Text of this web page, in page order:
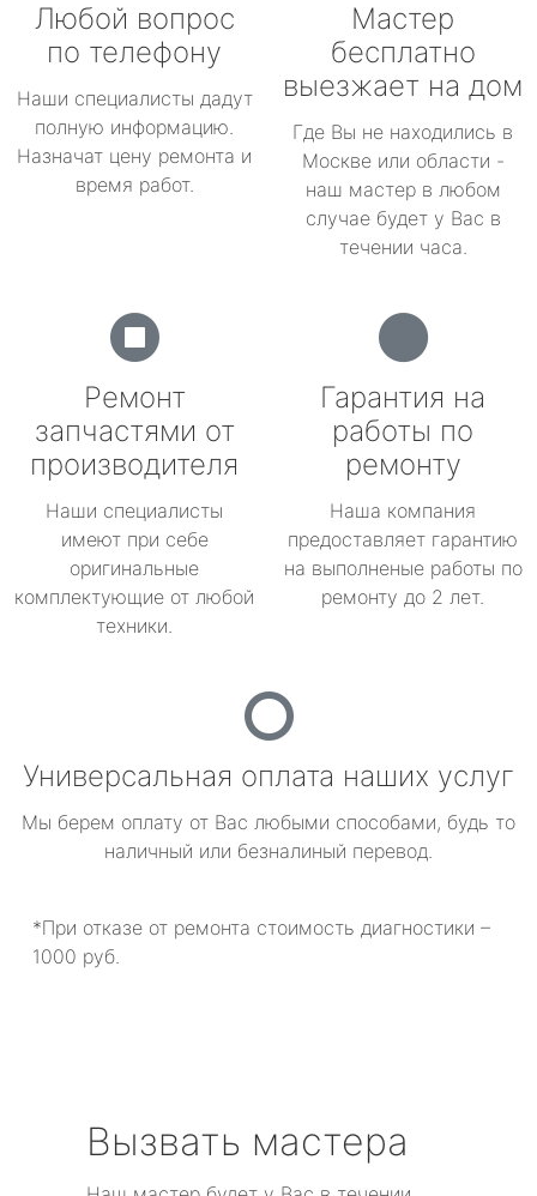
Любой вопрос
по телефону
Наши специалисты дадут
полную информацию.
Назначат цену ремонта и
время работ.
Мастер
бесплатно
выезжает на дом
Где Вы не находились в
Москве или области -
наш мастер в любом
случае будет у Вас в
течении часа.
Ремонт
запчастями от
производителя
Наши специалисты
имеют при себе
оригинальные
комплектующие от любой
техники.
Гарантия на
работы по
ремонту
Наша компания
предоставляет гарантию
на выполненые работы по
ремонту до 2 лет.
Универсальная оплата наших услуг
Мы берем оплату от Вас любыми способами, будь то
наличный или безналиный перевод.
*При отказе от ремонта стоимость диагностики –
1000 руб.
Вызвать мастера